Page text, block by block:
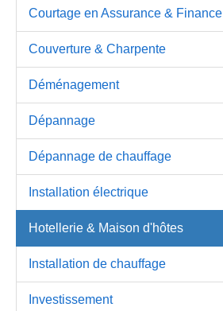
Courtage en Assurance & Finance
Couverture & Charpente
Déménagement
Dépannage
Dépannage de chauffage
Installation électrique
Hotellerie & Maison d'hôtes
Installation de chauffage
Investissement